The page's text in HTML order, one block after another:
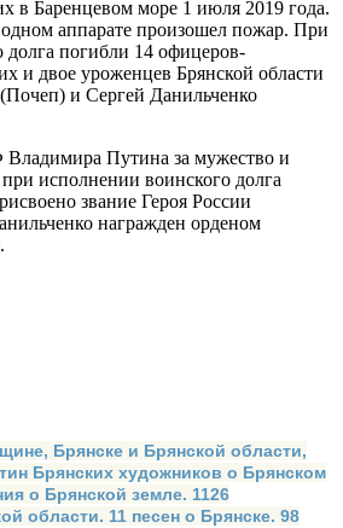
в Баренцевом море 1 июля 2019 года.
аппарате произошел пожар. При
долга погибли 14 офицеров-
и двое уроженцев Брянской области
и Сергей Данильченко
Путина за мужество и
исполнении воинского долга
звание Героя России
награжден орденом
Брянске и Брянской области,
Брянских художников о Брянском
о Брянской земле. 1126
области. 11 песен о Брянске. 98